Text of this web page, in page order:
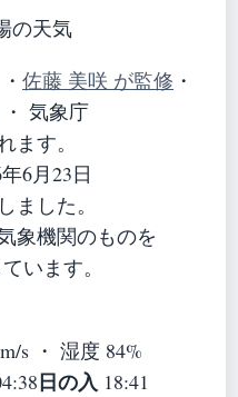
の天気
・ 佐藤 美咲 が監修 ・
・ 気象庁
ます。
6月23日
ました。
象機関のものを
います。
s ・ 湿度 84%
日の入 18:41